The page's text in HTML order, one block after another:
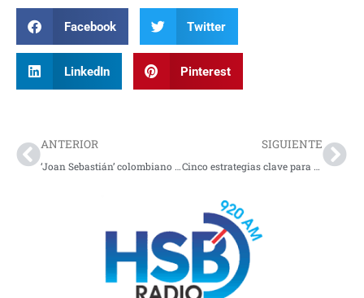
Facebook Twitter
LinkedIn Pinterest
ANTERIOR
‘Joan Sebastián’ colombiano que conquistó Pasto
SIGUIENTE
Cinco estrategias clave para que su empresa ahorre energía de manera inteligente y sin afectar su operación